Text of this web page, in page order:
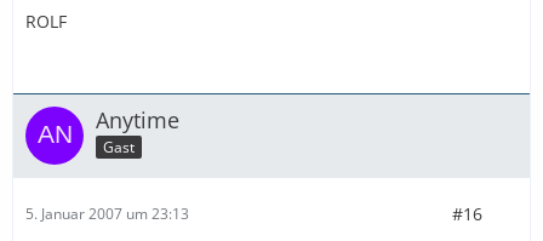
ROLF
Anytime
Gast
5. Januar 2007 um 23:13 #16